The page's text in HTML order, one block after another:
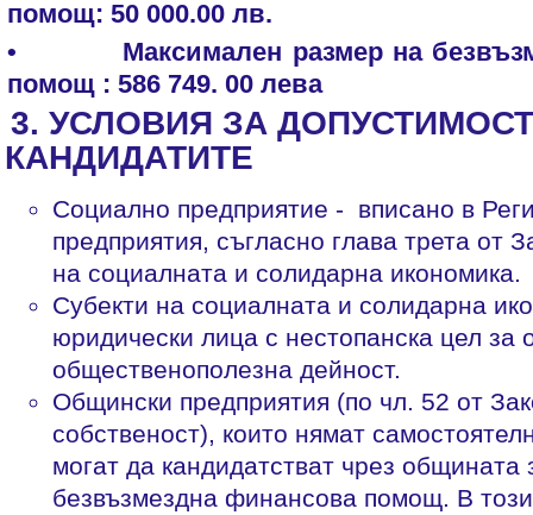
помощ: 50 000.00 лв.
• Максимален размер на
помощ : 586 749. 00 лева
3. УСЛОВИЯ ЗА
КАНДИДАТИТЕ
Социално предприятие - вписано в
предприятия, съгласно глава трета от
на социалната и солидарна икономика.
Субекти на социалната и солидарна
юридически лица с нестопанска цел за
общественополезна дейност.
Общински предприятия (по чл. 52 от
собственост), които нямат
могат да кандидатстват чрез общината
безвъзмездна финансова помощ. В